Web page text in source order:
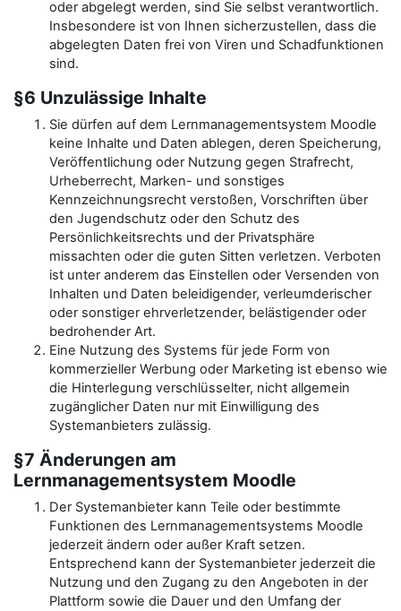
oder abgelegt werden, sind Sie selbst verantwortlich.
Insbesondere ist von Ihnen sicherzustellen, dass die
abgelegten Daten frei von Viren und Schadfunktionen
sind.
§6 Unzulässige Inhalte
Sie dürfen auf dem Lernmanagementsystem Moodle
keine Inhalte und Daten ablegen, deren Speicherung,
Veröffentlichung oder Nutzung gegen Strafrecht,
Urheberrecht, Marken- und sonstiges
Kennzeichnungsrecht verstoßen, Vorschriften über
den Jugendschutz oder den Schutz des
Persönlichkeitsrechts und der Privatsphäre
missachten oder die guten Sitten verletzen. Verboten
ist unter anderem das Einstellen oder Versenden von
Inhalten und Daten beleidigender, verleumderischer
oder sonstiger ehrverletzender, belästigender oder
bedrohender Art.
Eine Nutzung des Systems für jede Form von
kommerzieller Werbung oder Marketing ist ebenso wie
die Hinterlegung verschlüsselter, nicht allgemein
zugänglicher Daten nur mit Einwilligung des
Systemanbieters zulässig.
§7 Änderungen am
Lernmanagementsystem Moodle
Der Systemanbieter kann Teile oder bestimmte
Funktionen des Lernmanagementsystems Moodle
jederzeit ändern oder außer Kraft setzen.
Entsprechend kann der Systemanbieter jederzeit die
Nutzung und den Zugang zu den Angeboten in der
Plattform sowie die Dauer und den Umfang der